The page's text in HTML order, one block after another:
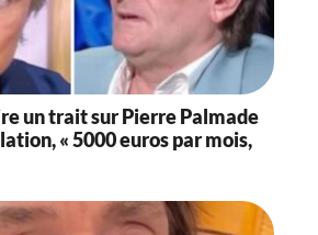
un trait sur Pierre Palmade
« 5000 euros par mois,